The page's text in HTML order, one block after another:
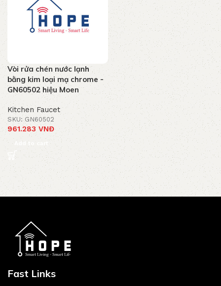
Vòi rửa chén nước lạnh
bằng kim loại mạ chrome -
GN60502 hiệu Moen
Kitchen Faucet
SKU: GN60502
961.283 VNĐ
Add to cart
Fast Links